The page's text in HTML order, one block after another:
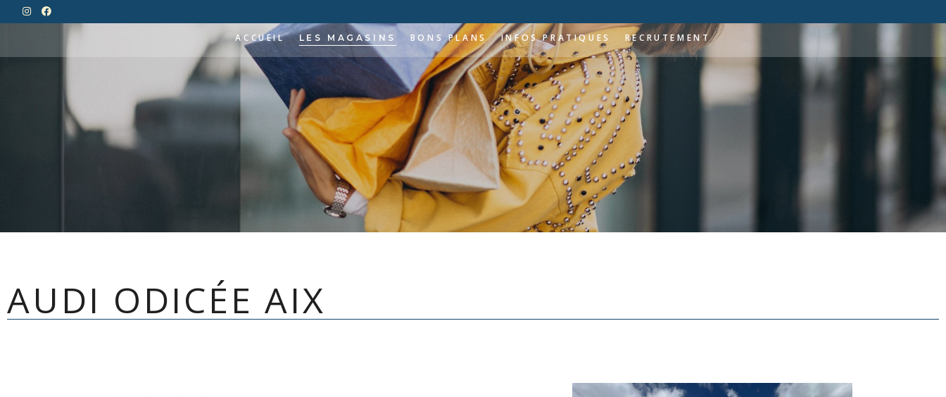
ACCUEIL
AIX PIOLINE
HISTORIQUE
AUTOUR DE LA
LES MAGASINS
TOUTES LES
BOUTIQUES
À VOTRE SERVICE
ALIMENTATION
AUTOMOBILE
HIGH-TECH
MAISON
SPORT ET LOISIRS
BONS PLANS INFOS PRATIQUES RECRUTEMENT
AUDI ODICÉE AIX